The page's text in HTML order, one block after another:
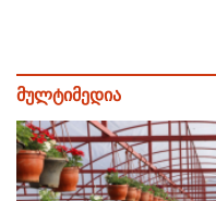
მულტიმედია